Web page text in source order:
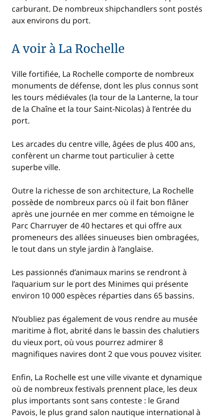
carburant. De nombreux shipchandlers sont postés
aux environs du port.
A voir à La Rochelle
Ville fortifiée, La Rochelle comporte de nombreux
monuments de défense, dont les plus connus sont
les tours médiévales (la tour de la Lanterne, la tour
de la Chaîne et la tour Saint-Nicolas) à l’entrée du
port.
Les arcades du centre ville, âgées de plus 400 ans,
confèrent un charme tout particulier à cette
superbe ville.
Outre la richesse de son architecture, La Rochelle
possède de nombreux parcs où il fait bon flâner
après une journée en mer comme en témoigne le
Parc Charruyer de 40 hectares et qui offre aux
promeneurs des allées sinueuses bien ombragées,
le tout dans un style jardin à l’anglaise.
Les passionnés d’animaux marins se rendront à
l’aquarium sur le port des Minimes qui présente
environ 10 000 espèces réparties dans 65 bassins.
N’oubliez pas également de vous rendre au musée
maritime à flot, abrité dans le bassin des chalutiers
du vieux port, où vous pourrez admirer 8
magnifiques navires dont 2 que vous pouvez visiter.
Enfin, La Rochelle est une ville vivante et dynamique
où de nombreux festivals prennent place, les deux
plus importants sont sans conteste : le Grand
Pavois, le plus grand salon nautique international à